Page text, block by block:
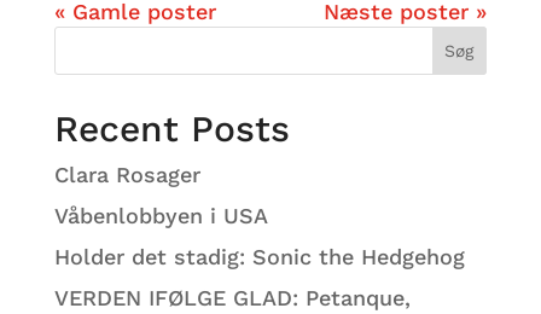
« Gamle poster Næste poster »
Søg
Recent Posts
Clara Rosager
Våbenlobbyen i USA
Holder det stadig: Sonic the Hedgehog
VERDEN IFØLGE GLAD: Petanque,